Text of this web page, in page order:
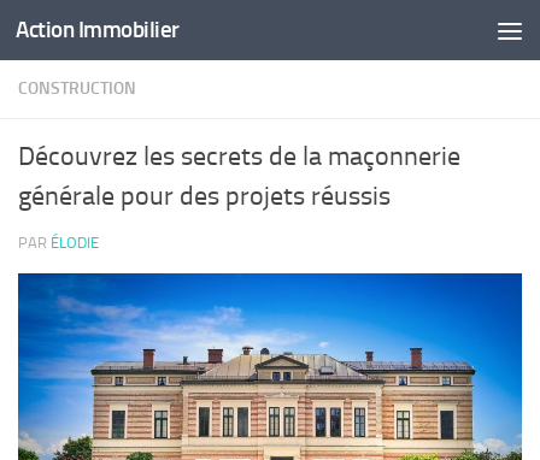
Skip to content
Action Immobilier
CONSTRUCTION
Découvrez les secrets de la maçonnerie
générale pour des projets réussis
PAR ÉLODIE